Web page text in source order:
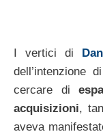
I vertici di
dell’intenzione
cercare di
acquisizioni,
aveva